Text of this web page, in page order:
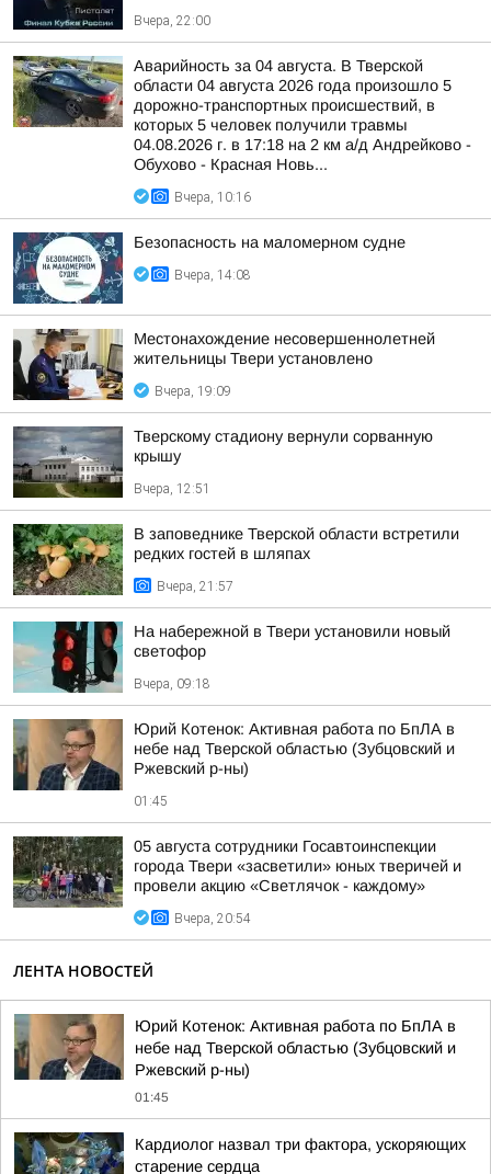
Вчера, 22:00
Аварийность за 04 августа. В Тверской
области 04 августа 2026 года произошло 5
дорожно-транспортных происшествий, в
которых 5 человек получили травмы
04.08.2026 г. в 17:18 на 2 км а/д Андрейково -
Обухово - Красная Новь...
Вчера, 10:16
Безопасность на малoмернoм судне
Вчера, 14:08
Местонахождение несовершеннолетней
жительницы Твери установлено
Вчера, 19:09
Тверскому стадиону вернули сорванную
крышу
Вчера, 12:51
В заповеднике Тверской области встретили
редких гостей в шляпах
Вчера, 21:57
На набережной в Твери установили новый
светофор
Вчера, 09:18
Юрий Котенок: Активная работа по БпЛА в
небе над Тверской областью (Зубцовский и
Ржевский р-ны)
01:45
05 августа сотрудники Госавтоинспекции
города Твери «засветили» юных тверичей и
провели акцию «Светлячок - каждому»
Вчера, 20:54
ЛЕНТА НОВОСТЕЙ
Юрий Котенок: Активная работа по БпЛА в
небе над Тверской областью (Зубцовский и
Ржевский р-ны)
01:45
Кардиолог назвал три фактора, ускоряющих
старение сердца